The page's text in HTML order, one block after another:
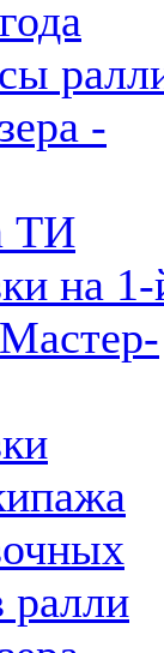
-
ТИ
на
ралли